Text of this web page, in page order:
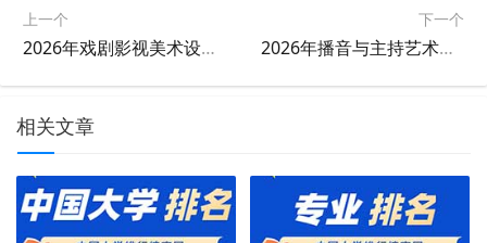
上一个
2026年戏剧影视美术设计专业大学排名
下一个
2026年播音与主持艺术专业大学排名
相关文章